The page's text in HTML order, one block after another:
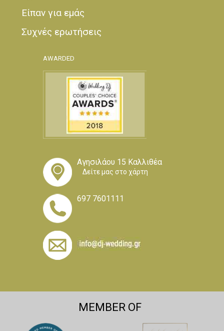
Είπαν για εμάς
Συχνές ερωτήσεις
AWARDED
Αγησιλάου 15 Καλλιθέα
Δείτε μας στο χάρτη
697 7601111
MEMBER OF